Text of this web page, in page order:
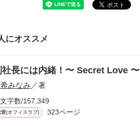
にオススメ
社長には内緒！〜 Secret Love 〜
みなみ ／著
字数/157,349
愛(オフィスラブ) 323ページ